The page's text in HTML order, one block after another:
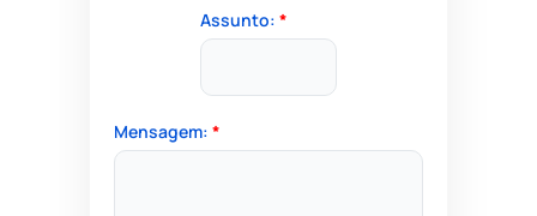
Assunto: *
Mensagem: *